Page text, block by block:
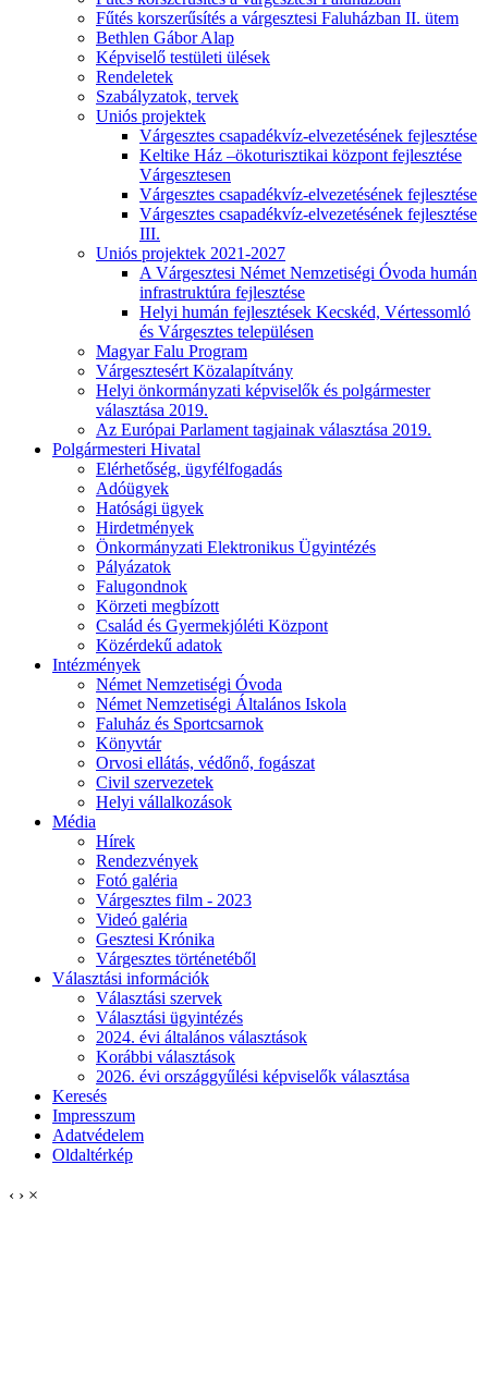
Fűtés korszerűsítés a várgesztesi Faluházban II. ütem
Bethlen Gábor Alap
Képviselő testületi ülések
Rendeletek
Szabályzatok, tervek
Uniós projektek
Várgesztes csapadékvíz-elvezetésének fejlesztése
Keltike Ház –ökoturisztikai központ fejlesztése
Várgesztesen
Várgesztes csapadékvíz-elvezetésének fejlesztése
Várgesztes csapadékvíz-elvezetésének fejlesztése
III.
Uniós projektek 2021-2027
A Várgesztesi Német Nemzetiségi Óvoda humán
infrastruktúra fejlesztése
Helyi humán fejlesztések Kecskéd, Vértessomló
és Várgesztes településen
Magyar Falu Program
Várgesztesért Közalapítvány
Helyi önkormányzati képviselők és polgármester
választása 2019.
Az Európai Parlament tagjainak választása 2019.
Polgármesteri Hivatal
Elérhetőség, ügyfélfogadás
Adóügyek
Hatósági ügyek
Hirdetmények
Önkormányzati Elektronikus Ügyintézés
Pályázatok
Falugondnok
Körzeti megbízott
Család és Gyermekjóléti Központ
Közérdekű adatok
Intézmények
Német Nemzetiségi Óvoda
Német Nemzetiségi Általános Iskola
Faluház és Sportcsarnok
Könyvtár
Orvosi ellátás, védőnő, fogászat
Civil szervezetek
Helyi vállalkozások
Média
Hírek
Rendezvények
Fotó galéria
Várgesztes film - 2023
Videó galéria
Gesztesi Krónika
Várgesztes történetéből
Választási információk
Választási szervek
Választási ügyintézés
2024. évi általános választások
Korábbi választások
2026. évi országgyűlési képviselők választása
Keresés
Impresszum
Adatvédelem
Oldaltérkép
‹ › ×